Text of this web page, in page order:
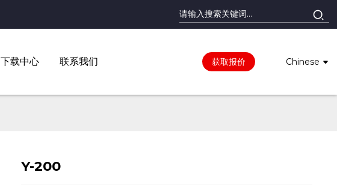
下载中心 联系我们 获取报价 Chinese
Y-200